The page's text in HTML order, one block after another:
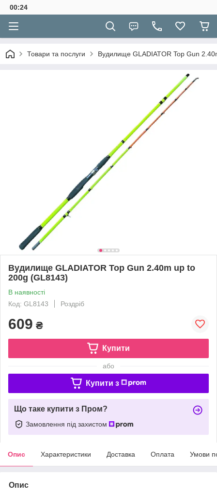
00:24
Товари та послуги Вудилище GLADIATOR Top Gun
Вудилище GLADIATOR Top Gun 2.40m up to
200g (GL8143)
В наявності
Код: GL8143
Роздріб
609 ₴
Купити
або
Купити з
Що таке купити з Пром?
Замовлення під захистом
Опис Характеристики Доставка Оплата Умови
Опис